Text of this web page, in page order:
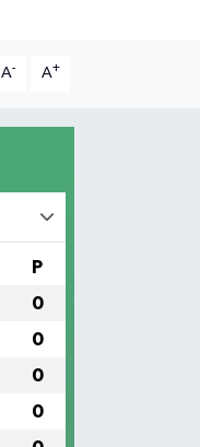
A- A+
P
0
0
0
0